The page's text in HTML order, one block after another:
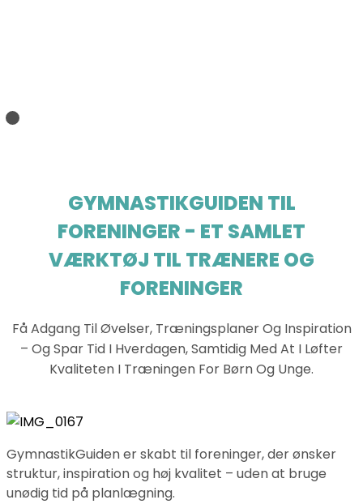
GYMNASTIKGUIDEN TIL
FORENINGER - ET SAMLET
VÆRKTØJ TIL TRÆNERE OG
FORENINGER
Få Adgang Til Øvelser, Træningsplaner Og Inspiration
– Og Spar Tid I Hverdagen, Samtidig Med At I Løfter
Kvaliteten I Træningen For Børn Og Unge.
GymnastikGuiden er skabt til foreninger, der ønsker
struktur, inspiration og høj kvalitet – uden at bruge
unødig tid på planlægning.